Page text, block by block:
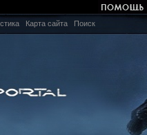
Карта сайта Поиск